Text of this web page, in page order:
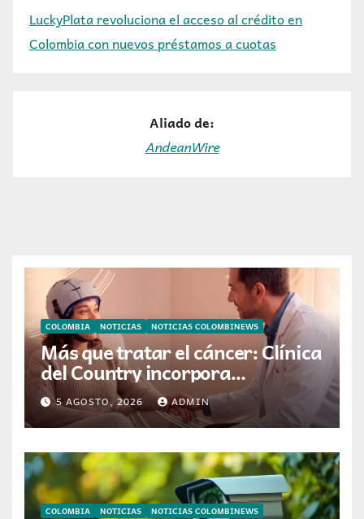
LuckyPlata revoluciona el acceso al crédito en
Colombia con nuevos préstamos a cuotas
Aliado de:
AndeanWire
COLOMBIA NOTICIAS NOTICIAS COLOMBINEWS
Más que tratar el cáncer: Clínica
del Country incorpora
tecnología que ayuda a
preservar el cabello y la
confianza durante la
quimioterapia
5 AGOSTO, 2026 ADMIN
COLOMBIA NOTICIAS NOTICIAS COLOMBINEWS